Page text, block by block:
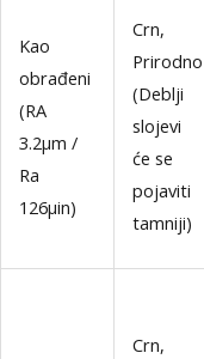
Kao
obrađeni
(RA
3.2μm /
Ra
126μin)
Crn,
Prirodno
(Deblji
slojevi
će se
pojaviti
tamniji)
Crn,